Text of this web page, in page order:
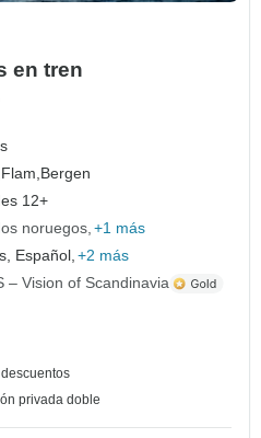
en tren
Flam, Bergen
12+
noruegos +1 más
Español, +2 más
– Vision of Scandinavia
privada doble